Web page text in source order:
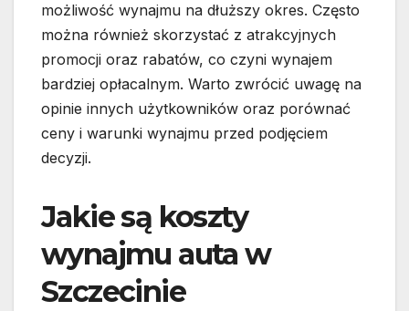
możliwość wynajmu na dłuższy okres. Często
można również skorzystać z atrakcyjnych
promocji oraz rabatów, co czyni wynajem
bardziej opłacalnym. Warto zwrócić uwagę na
opinie innych użytkowników oraz porównać
ceny i warunki wynajmu przed podjęciem
decyzji.
Jakie są koszty
wynajmu auta w
Szczecinie